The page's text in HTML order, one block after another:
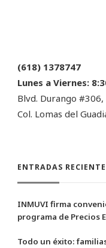
(618) 1378747
Lunes a Viernes:
Blvd. Durango #306,
Col. Lomas del
ENTRADAS
INMUVI firma
programa de Precios
Todo un éxito: